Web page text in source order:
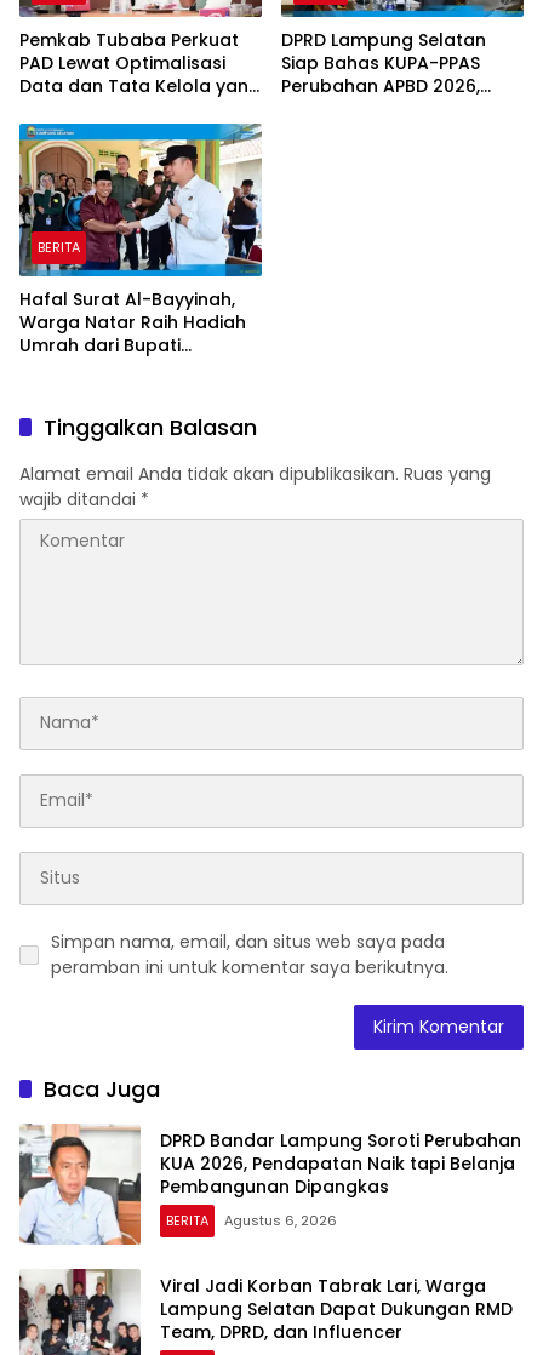
Pemkab Tubaba Perkuat
PAD Lewat Optimalisasi
Data dan Tata Kelola yang
DPRD Lampung Selatan
Siap Bahas KUPA-PPAS
Perubahan APBD 2026,
BERITA
Hafal Surat Al-Bayyinah,
Warga Natar Raih Hadiah
Umrah dari Bupati
Tinggalkan Balasan
Alamat email Anda tidak akan dipublikasikan. Ruas yang
wajib ditandai *
Simpan nama, email, dan situs web saya pada
peramban ini untuk komentar saya berikutnya.
Baca Juga
DPRD Bandar Lampung Soroti Perubahan
KUA 2026, Pendapatan Naik tapi Belanja
Pembangunan Dipangkas
BERITA Agustus 6, 2026
Viral Jadi Korban Tabrak Lari, Warga
Lampung Selatan Dapat Dukungan RMD
Team, DPRD, dan Influencer